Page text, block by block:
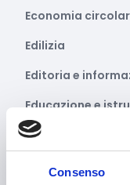
Consenso
Economia
Edilizia
Editoria e
Educazione e
Emittenti
Energie Rinnovabili